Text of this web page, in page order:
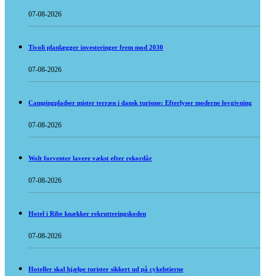
07-08-2026
Tivoli planlægger investeringer frem mod 2030
07-08-2026
Campingpladser mister terræn i dansk turisme: Efterlyser moderne lovgivning
07-08-2026
Wolt forventer lavere vækst efter rekordår
07-08-2026
Hotel i Ribe knækker rekrutteringskoden
07-08-2026
Hoteller skal hjælpe turister sikkert ud på cykelstierne